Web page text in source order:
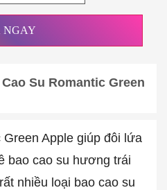
NGAY
Su Romantic Green
Apple giúp đôi lứa
bao cao su hương trái
nhiều loại bao cao su